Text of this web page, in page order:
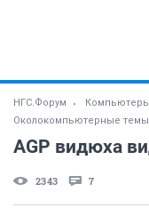
НГС.Форум
Околокомпьютерные темы
AGP видюха
2343 7